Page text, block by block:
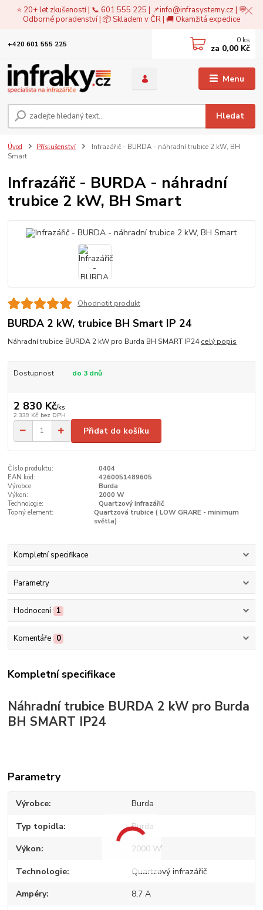
⭐ 20+ let zkušeností | 📞 601 555 225 | 📌info@infrasystemy.cz| 💬
Odborné poradenství | 📦 Skladem v ČR | 🚚 Okamžitá expedice
Menu
Hledat
+420 601 555 225 0 ks
za 0,00 Kč
Úvod Příslušenství
Infrazářič - BURDA - náhradní trubice 2 kW, BH
Smart
Infrazářič - BURDA - náhradní
trubice 2 kW, BH Smart
Ohodnotit produkt
BURDA 2 kW, trubice BH Smart IP 24
Náhradní trubice BURDA 2 kW pro Burda BH SMART IP24celý popis
Dostupnost do 3 dnů
2 830 Kč/ks
2 339 Kč bez DPH
Přidat do košíku
Číslo produktu:
0404
EAN kód:
4260051489605
Výrobce:
Burda
Výkon:
2000 W
Technologie:
Quartzový infrazářič
Topný element:
Quartzová trubice ( LOW GRARE - minimum
světla)
Kompletní specifikace
Parametry
Hodnocení 1
Komentáře 0
Kompletní specifikace
Náhradní trubice BURDA 2 kW pro Burda
BH SMART IP24
Parametry
Výrobce Burda
Typ topidla Burda
Výkon 2000 W
Technologie Quartzový infrazářič
Ampéry 8,7 A